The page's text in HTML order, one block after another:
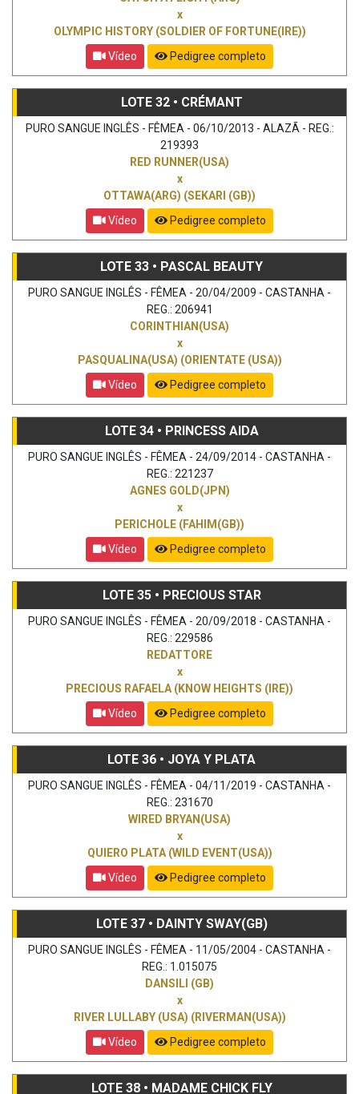
x
OLYMPIC HISTORY (SOLDIER OF FORTUNE(IRE))
Vídeo
Pedigree completo
LOTE 32 • CRÉMANT
PURO SANGUE INGLÊS - FÊMEA - 06/10/2013 - ALAZÃ - REG.:
219393
RED RUNNER(USA)
x
OTTAWA(ARG) (SEKARI (GB))
Vídeo
Pedigree completo
LOTE 33 • PASCAL BEAUTY
PURO SANGUE INGLÊS - FÊMEA - 20/04/2009 - CASTANHA -
REG.: 206941
CORINTHIAN(USA)
x
PASQUALINA(USA) (ORIENTATE (USA))
Vídeo
Pedigree completo
LOTE 34 • PRINCESS AIDA
PURO SANGUE INGLÊS - FÊMEA - 24/09/2014 - CASTANHA -
REG.: 221237
AGNES GOLD(JPN)
x
PERICHOLE (FAHIM(GB))
Vídeo
Pedigree completo
LOTE 35 • PRECIOUS STAR
PURO SANGUE INGLÊS - FÊMEA - 20/09/2018 - CASTANHA -
REG.: 229586
REDATTORE
x
PRECIOUS RAFAELA (KNOW HEIGHTS (IRE))
Vídeo
Pedigree completo
LOTE 36 • JOYA Y PLATA
PURO SANGUE INGLÊS - FÊMEA - 04/11/2019 - CASTANHA -
REG.: 231670
WIRED BRYAN(USA)
x
QUIERO PLATA (WILD EVENT(USA))
Vídeo
Pedigree completo
LOTE 37 • DAINTY SWAY(GB)
PURO SANGUE INGLÊS - FÊMEA - 11/05/2004 - CASTANHA -
REG.: 1.015075
DANSILI (GB)
x
RIVER LULLABY (USA) (RIVERMAN(USA))
Vídeo
Pedigree completo
LOTE 38 • MADAME CHICK FLY